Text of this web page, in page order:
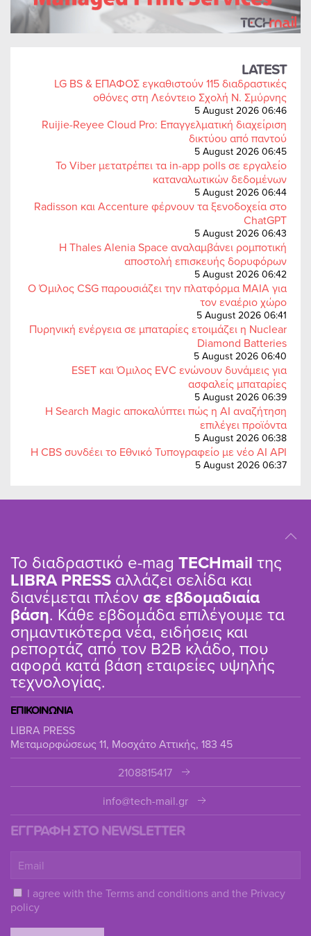
LATEST
LG BS & ΕΠΑΦΟΣ εγκαθιστούν 115 διαδραστικές
οθόνες στη Λεόντειο Σχολή Ν. Σμύρνης
5 August 2026 06:46
Ruijie-Reyee Cloud Pro: Επαγγελματική διαχείριση
δικτύου από παντού
5 August 2026 06:45
Το Viber μετατρέπει τα in-app polls σε εργαλείο
καταναλωτικών δεδομένων
5 August 2026 06:44
Radisson και Accenture φέρνουν τα ξενοδοχεία στο
ChatGPT
5 August 2026 06:43
Η Thales Alenia Space αναλαμβάνει ρομποτική
αποστολή επισκευής δορυφόρων
5 August 2026 06:42
Ο Όμιλος CSG παρουσιάζει την πλατφόρμα MAIA για
τον εναέριο χώρο
5 August 2026 06:41
Πυρηνική ενέργεια σε μπαταρίες ετοιμάζει η Nuclear
Diamond Batteries
5 August 2026 06:40
ESET και Όμιλος EVC ενώνουν δυνάμεις για
ασφαλείς μπαταρίες
5 August 2026 06:39
Η Search Magic αποκαλύπτει πώς η AI αναζήτηση
επιλέγει προϊόντα
5 August 2026 06:38
Η CBS συνδέει το Εθνικό Τυπογραφείο με νέο AI API
5 August 2026 06:37
Το διαδραστικό e-mag TΕCHmail της
LIBRA PRESS αλλάζει σελίδα και
διανέμεται πλέον σε εβδομαδιαία
βάση. Κάθε εβδομάδα επιλέγουμε τα
σημαντικότερα νέα, ειδήσεις και
ρεπορτάζ από τον B2B κλάδο, που
αφορά κατά βάση εταιρείες υψηλής
τεχνολογίας.
ΕΠΙΚΟΙΝΩΝΙΑ
LIBRA PRESS
Μεταμορφώσεως 11, Μοσχάτο Αττικής, 183 45
2108815417
info@tech-mail.gr
ΕΓΓΡΑΦΗ ΣΤΟ NEWSLETTER
I agree with the Terms and conditions and the Privacy
policy